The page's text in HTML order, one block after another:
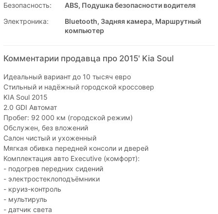
Безопасность:
ABS, Подушка безопасности водителя
Электроника:
Bluetooth, Задняя камера, Маршрутный
компьютер
Комментарии продавца про 2015' Kia Soul
Идеальный вариант до 10 тысяч евро
Стильный и надёжный городской кроссовер
KIA Soul 2015
2.0 GDI Автомат
Пробег: 92 000 км (городской режим)
Обслужен, без вложений
Салон чистый и ухоженный
Мягкая обивка передней консоли и дверей
Комплектация авто Executive (комфорт):
- подогрев передних сидений
- электростеклоподъёмники
- круиз-контроль
- мультируль
- датчик света